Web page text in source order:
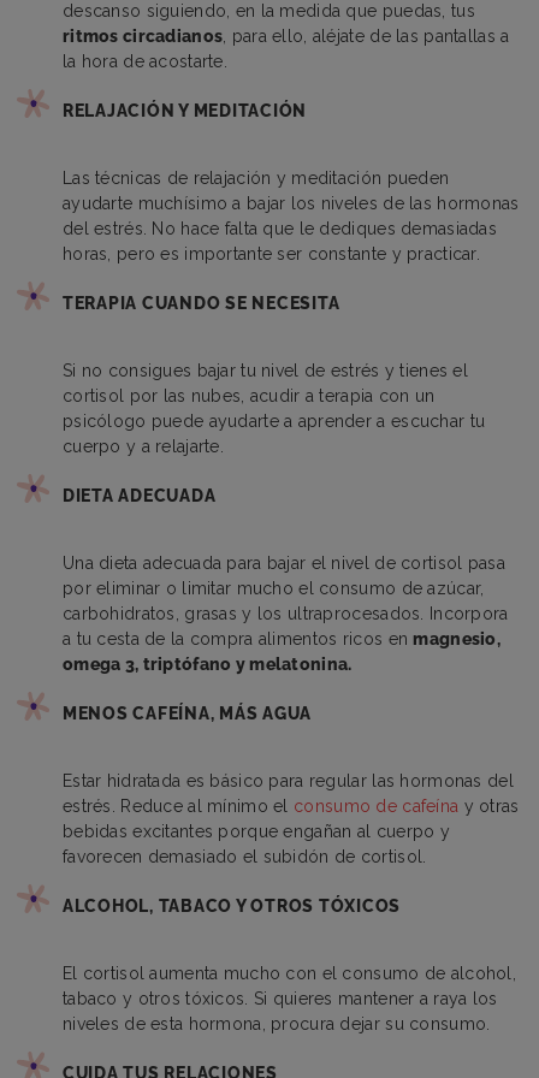
descanso siguiendo, en la medida que puedas, tus
ritmos circadianos , para ello, aléjate de las pantallas a
la hora de acostarte.
RELAJACIÓN Y MEDITACIÓN
Las técnicas de relajación y meditación pueden
ayudarte muchísimo a bajar los niveles de las hormonas
del estrés. No hace falta que le dediques demasiadas
horas, pero es importante ser constante y practicar.
TERAPIA CUANDO SE NECESITA
Si no consigues bajar tu nivel de estrés y tienes el
cortisol por las nubes, acudir a terapia con un
psicólogo puede ayudarte a aprender a escuchar tu
cuerpo y a relajarte.
DIETA ADECUADA
Una dieta adecuada para bajar el nivel de cortisol pasa
por eliminar o limitar mucho el consumo de azúcar,
carbohidratos, grasas y los ultraprocesados. Incorpora
a tu cesta de la compra alimentos ricos enmagnesio,
omega 3, triptófano y melatonina.
MENOS CAFEÍNA, MÁS AGUA
Estar hidratada es básico para regular las hormonas del
estrés. Reduce al mínimo el consumo de cafeína y otras
bebidas excitantes porque engañan al cuerpo y
favorecen demasiado el subidón de cortisol.
ALCOHOL, TABACO Y OTROS TÓXICOS
El cortisol aumenta mucho con el consumo de alcohol,
tabaco y otros tóxicos. Si quieres mantener a raya los
niveles de esta hormona, procura dejar su consumo.
CUIDA TUS RELACIONES